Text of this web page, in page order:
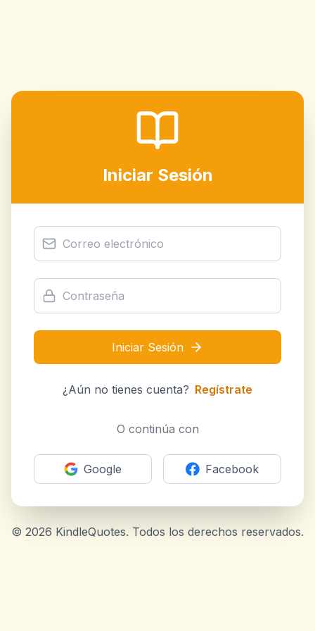
Iniciar Sesión
Iniciar Sesión
¿Aún no tienes cuenta? Regístrate
O continúa con
Google Facebook
© 2026 KindleQuotes. Todos los derechos reservados.